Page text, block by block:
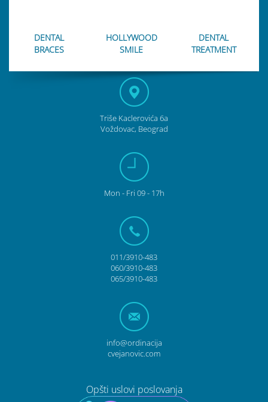
DENTAL
BRACES
HOLLYWOOD
SMILE
DENTAL
TREATMENT
Triše Kaclerovića 6a
Voždovac, Beograd
Mon - Fri 09 - 17h
011/3910-483
060/3910-483
065/3910-483
info@ordinacija
cvejanovic.com
Opšti uslovi poslovanja